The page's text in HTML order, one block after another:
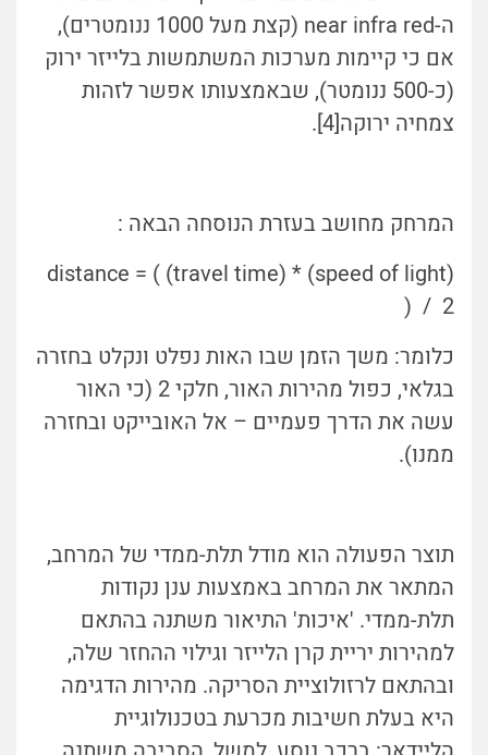
ה-near infra red (קצת מעל 1000 ננומטרים),
אם כי קיימות מערכות המשתמשות בלייזר ירוק
(כ-500 ננומטר), שבאמצעותו אפשר לזהות
צמחיה ירוקה[4].
המרחק מחושב בעזרת הנוסחה הבאה :
distance = ( (travel time) * (speed of light)
) / 2
כלומר: משך הזמן שבו האות נפלט ונקלט בחזרה
בגלאי, כפול מהירות האור, חלקי 2 (כי האור
עשה את הדרך פעמיים – אל האובייקט ובחזרה
ממנו).
תוצר הפעולה הוא מודל תלת-ממדי של המרחב,
המתאר את המרחב באמצעות ענן נקודות
תלת-ממדי. 'איכות' התיאור משתנה בהתאם
למהירות יריית קרן הלייזר וגילוי ההחזר שלה,
ובהתאם לרזולוציית הסריקה. מהירות הדגימה
היא בעלת חשיבות מכרעת בטכנולוגיית